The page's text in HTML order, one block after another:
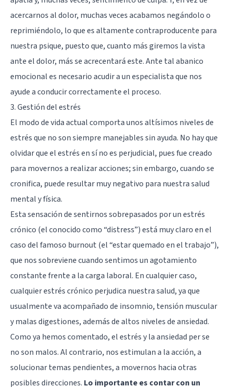
acercarnos al dolor, muchas veces acabamos negándolo o
reprimiéndolo, lo que es altamente contraproducente para
nuestra psique, puesto que, cuanto más giremos la vista
ante el dolor, más se acrecentará este. Ante tal abanico
emocional es necesario acudir a un especialista que nos
ayude a conducir correctamente el proceso.
3. Gestión del estrés
El modo de vida actual comporta unos altísimos niveles de
estrés que no son siempre manejables sin ayuda. No hay que
olvidar que el estrés en sí no es perjudicial, pues fue creado
para movernos a realizar acciones; sin embargo, cuando se
cronifica, puede resultar muy negativo para nuestra salud
mental y física.
Esta sensación de sentirnos sobrepasados por un estrés
crónico (el conocido como “distress”) está muy claro en el
caso del famoso burnout (el “estar quemado en el trabajo”),
que nos sobreviene cuando sentimos un agotamiento
constante frente a la carga laboral. En cualquier caso,
cualquier estrés crónico perjudica nuestra salud, ya que
usualmente va acompañado de insomnio, tensión muscular
y malas digestiones, además de altos niveles de ansiedad.
Como ya hemos comentado, el estrés y la ansiedad per se
no son malos. Al contrario, nos estimulan a la acción, a
solucionar temas pendientes, a movernos hacia otras
posibles direcciones. Lo importante es contar con un